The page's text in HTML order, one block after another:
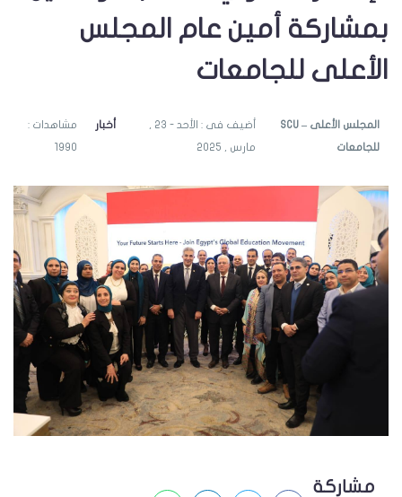
بمشاركة أمين عام المجلس
الأعلى للجامعات
SCU – المجلس الأعلى
للجامعات مارس , 2025
أخبار مشاهدات :
1990
مشاركة